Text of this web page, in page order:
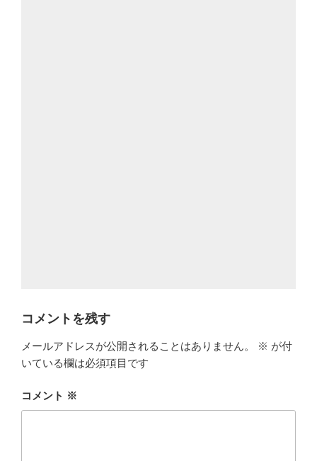
コメントを残す
メールアドレスが公開されることはありません。 ※ が付
いている欄は必須項目です
コメント ※